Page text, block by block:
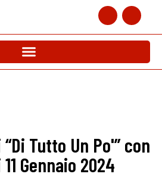
Tutto Un Po'” con
Gennaio 2024